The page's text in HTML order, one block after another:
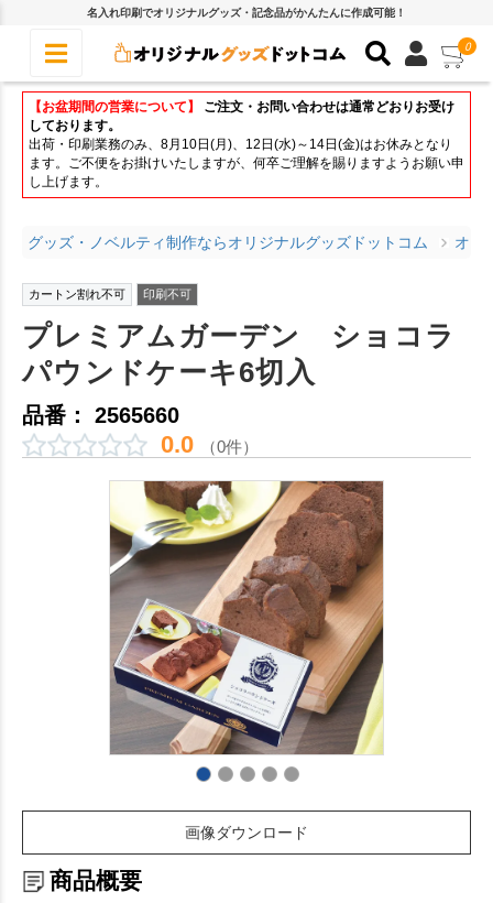
名入れ印刷でオリジナルグッズ・記念品がかんたんに作成可能！
0
【お盆期間の営業について】
ご注文・お問い合わせは通常どおりお受け
しております。
出荷・印刷業務のみ、8月10日(月)、12日(水)～14日(金)はお休みとなり
ます。ご不便をお掛けいたしますが、何卒ご理解を賜りますようお願い申
し上げます。
グッズ・ノベルティ制作ならオリジナルグッズドットコム オリ
カートン割れ不可 印刷不可
プレミアムガーデン ショコラ
パウンドケーキ6切入
品番： 2565660
0.0 （0件）
画像ダウンロード
商品概要